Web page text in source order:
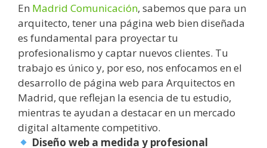
En Madrid Comunicación, sabemos que para un
arquitecto, tener una página web bien diseñada
es fundamental para proyectar tu
profesionalismo y captar nuevos clientes. Tu
trabajo es único y, por eso, nos enfocamos en el
desarrollo de página web para Arquitectos en
Madrid, que reflejan la esencia de tu estudio,
mientras te ayudan a destacar en un mercado
digital altamente competitivo.
Diseño web a medida y profesional